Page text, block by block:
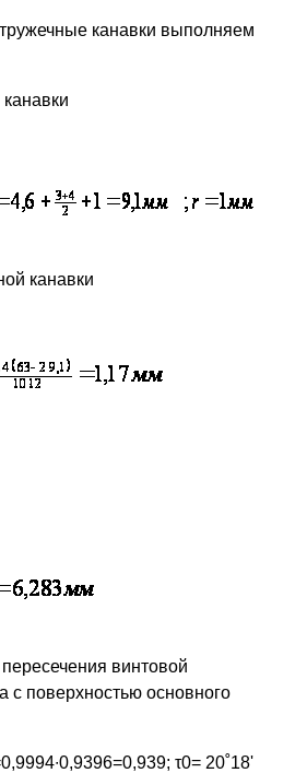
канавки выполняем
канавки
винтовой
с поверхностью основного
τ0= 20˚18'